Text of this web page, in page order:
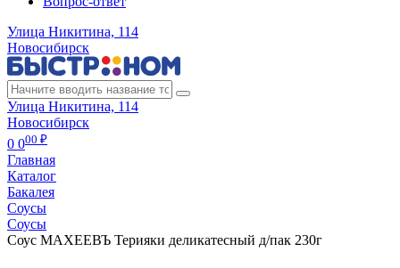
Улица Никитина, 114
Новосибирск
Улица Никитина, 114
Новосибирск
0 000 ₽
Главная
Каталог
Бакалея
Соусы
Соусы
Соус МАХЕЕВЪ Терияки деликатесный д/пак 230г